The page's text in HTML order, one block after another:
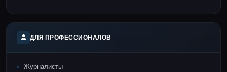
ДЛЯ ПРОФЕССИОНАЛОВ
Журналисты